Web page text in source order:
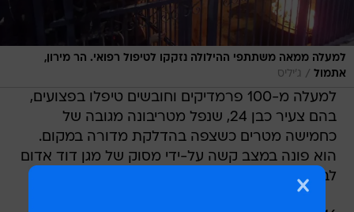
למעלה ממאה משתתפי ההילולה נזקקו לטיפול רפואי. הר מירון,
אתמול / ג'יליס
למעלה מ-100 פרמדיקים וחובשים טיפלו בפצועים,
בהם צעיר כבן 24, שנפל מטריבונה מגובה של
כחמישה מטרים כשצפה בהדלקת מדורה במקום.
הוא פונה במצב קשה על-ידי מסוק של מגן דוד אדום
לבית החולים רמב"ם.